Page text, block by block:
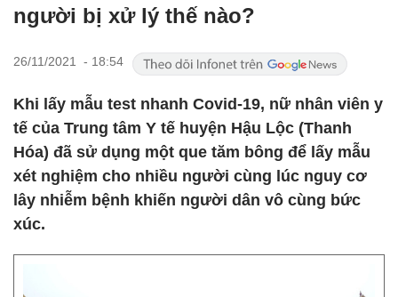
người bị xử lý thế nào?
26/11/2021 - 18:54
Khi lấy mẫu test nhanh Covid-19, nữ nhân viên y
tế của Trung tâm Y tế huyện Hậu Lộc (Thanh
Hóa) đã sử dụng một que tăm bông để lấy mẫu
xét nghiệm cho nhiều người cùng lúc nguy cơ
lây nhiễm bệnh khiến người dân vô cùng bức
xúc.